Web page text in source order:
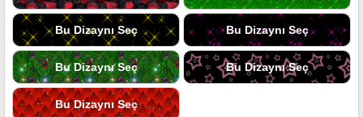
Bu Dizaynı Seç Bu Dizaynı Seç
Bu Dizaynı Seç Bu Dizaynı Seç
Bu Dizaynı Seç